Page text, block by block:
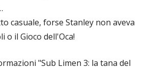
casuale, forse Stanley non aveva
o il Gioco dell'Oca!
"Sub Limen 3: la tana del